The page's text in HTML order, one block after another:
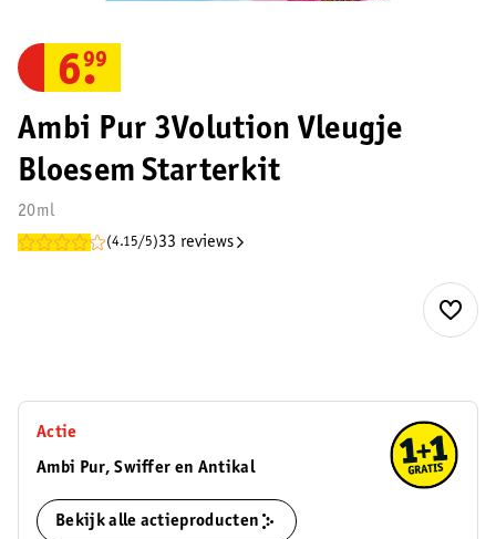
Ambi Pur 3Volution Vleugje
Bloesem Starterkit
20ml
(4.15/5)33 reviews
6.
99
Actie
Ambi Pur, Swiffer en Antikal
Bekijk alle actieproducten